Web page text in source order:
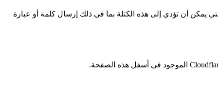
يمكن أن تؤدي إلى هذه الكتلة بما في ذلك إرسال كلمة أو عبارة